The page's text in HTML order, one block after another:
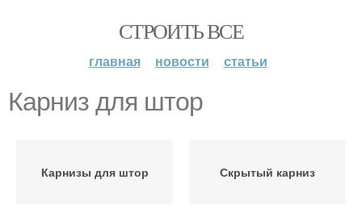
СТРОИТЬ ВСЕ
главная новости статьи
Карниз для штор
Карнизы для штор Скрытый карниз